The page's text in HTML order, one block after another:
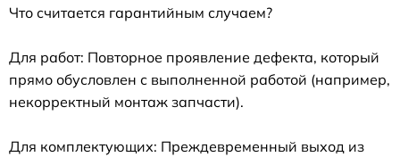
Что считается гарантийным случаем?
Для работ: Повторное проявление дефекта, который
прямо обусловлен с выполненной работой (например,
некорректный монтаж запчасти).
Для комплектующих: Преждевременный выход из